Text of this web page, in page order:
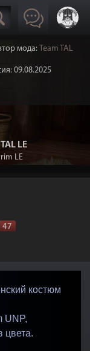
мода: Team TAL
09.08.2025
LE
LE
47
костюм
UNP,
цвета.